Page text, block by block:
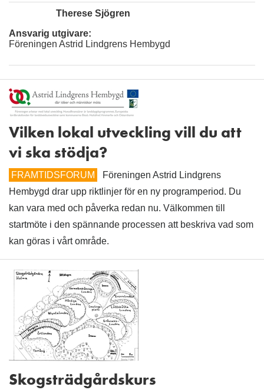
Therese Sjögren
Ansvarig utgivare:
Föreningen Astrid Lindgrens Hembygd
Vilken lokal utveckling vill du att
vi ska stödja?
FRAMTIDSFORUM
Föreningen Astrid Lindgrens
Hembygd drar upp riktlinjer för en ny programperiod. Du
kan vara med och påverka redan nu. Välkommen till
startmöte i den spännande processen att beskriva vad som
kan göras i vårt område.
Skogsträdgårdskurs